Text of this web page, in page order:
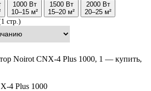
1000 Вт
10–15 м²
1500 Вт
15–20 м²
2000 Вт
20–25 м²
стр.)
4 Plus 1000